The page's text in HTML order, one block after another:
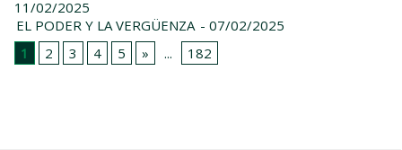
11/02/2025
EL PODER Y LA VERGÜENZA - 07/02/2025
1
2 3 4 5 » ... 182